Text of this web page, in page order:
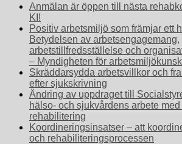
Anmälan är öppen till nästa
KI!
Positiv arbetsmiljö som främjar ett
Betydelsen av arbetsengagemang,
arbetstillfredsställelse och
– Myndigheten för
Skräddarsydda arbetsvillkor och
efter sjukskrivning
Ändring av uppdraget till
hälso- och sjukvårdens arbete
rehabilitering
Koordineringsinsatser – att
och rehabiliteringsprocessen